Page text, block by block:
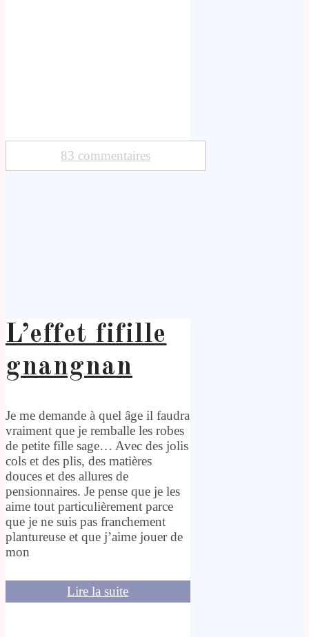
83 commentaires
L’effet fifille
gnangnan
Je me demande à quel âge il faudra
vraiment que je remballe les robes
de petite fille sage… Avec des jolis
cols et des plis, des matières
douces et des allures de
pensionnaires. Je pense que je les
aime tout particulièrement parce
que je ne suis pas franchement
plantureuse et que j’aime jouer de
mon
Lire la suite